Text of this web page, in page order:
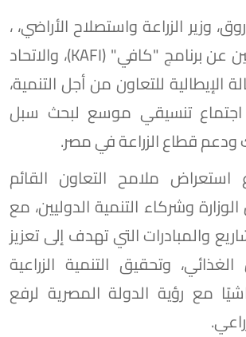
وزير الزراعة واستصلاح الأراضي، ،
وفدًا يضم ممثلين عن برنامج "كافي" (KAFI)، والاتحاد
الإيطالية للتعاون من أجل التنمية،
تنسيقي موسع لبحث سبل
ودعم قطاع الزراعة في مصر.
استعراض ملامح التعاون القائم
وشركاء التنمية الدوليين، مع
والمبادرات التي تهدف إلى تعزيز
وتحقيق التنمية الزراعية
مع رؤية الدولة المصرية لرفع